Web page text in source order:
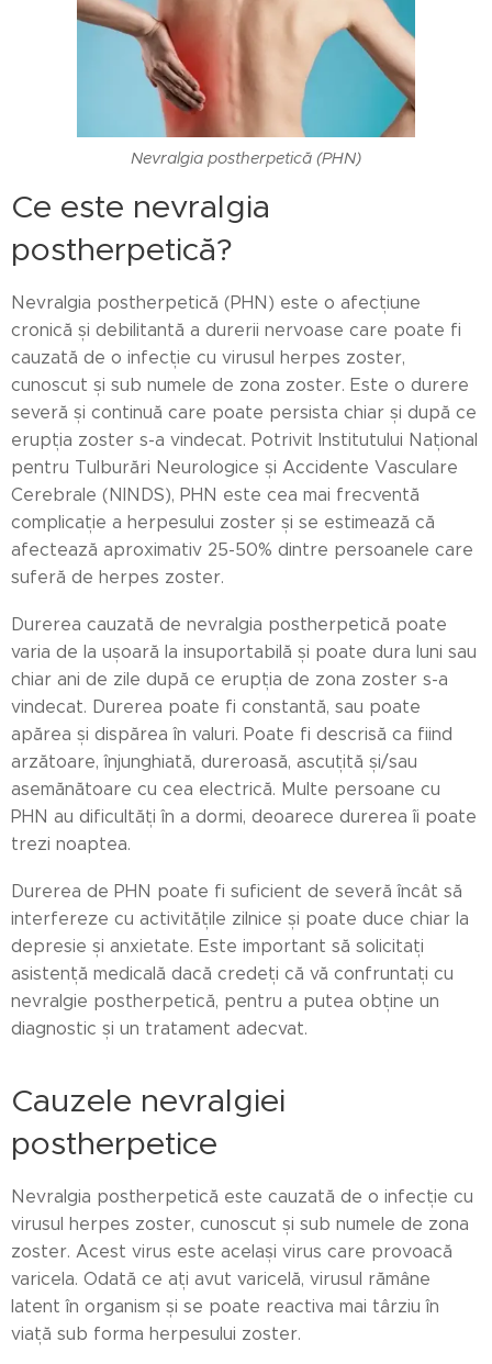
Nevralgia postherpetică (PHN)
Ce este nevralgia
postherpetică?
Nevralgia postherpetică (PHN) este o afecțiune
cronică și debilitantă a durerii nervoase care poate fi
cauzată de o infecție cu virusul herpes zoster,
cunoscut și sub numele de zona zoster. Este o durere
severă și continuă care poate persista chiar și după ce
erupția zoster s-a vindecat. Potrivit Institutului Național
pentru Tulburări Neurologice și Accidente Vasculare
Cerebrale (NINDS), PHN este cea mai frecventă
complicație a herpesului zoster și se estimează că
afectează aproximativ 25-50% dintre persoanele care
suferă de herpes zoster.
Durerea cauzată de nevralgia postherpetică poate
varia de la ușoară la insuportabilă și poate dura luni sau
chiar ani de zile după ce erupția de zona zoster s-a
vindecat. Durerea poate fi constantă, sau poate
apărea și dispărea în valuri. Poate fi descrisă ca fiind
arzătoare, înjunghiată, dureroasă, ascuțită și/sau
asemănătoare cu cea electrică. Multe persoane cu
PHN au dificultăți în a dormi, deoarece durerea îi poate
trezi noaptea.
Durerea de PHN poate fi suficient de severă încât să
interfereze cu activitățile zilnice și poate duce chiar la
depresie și anxietate. Este important să solicitați
asistență medicală dacă credeți că vă confruntați cu
nevralgie postherpetică, pentru a putea obține un
diagnostic și un tratament adecvat.
Cauzele nevralgiei
postherpetice
Nevralgia postherpetică este cauzată de o infecție cu
virusul herpes zoster, cunoscut și sub numele de zona
zoster. Acest virus este același virus care provoacă
varicela. Odată ce ați avut varicelă, virusul rămâne
latent în organism și se poate reactiva mai târziu în
viață sub forma herpesului zoster.